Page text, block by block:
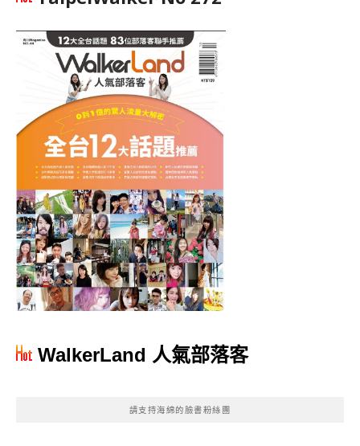
WalkerLand 人氣部落客
請支持海綿的臉書粉絲團